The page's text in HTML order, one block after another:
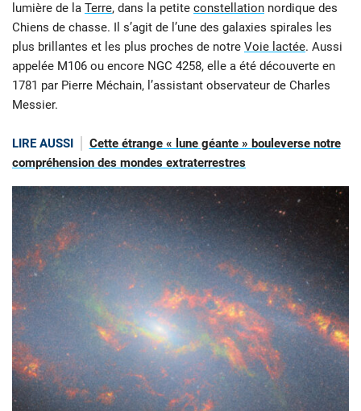
lumière de la Terre, dans la petite constellation nordique des
Chiens de chasse. Il s’agit de l’une des galaxies spirales les
plus brillantes et les plus proches de notre Voie lactée. Aussi
appelée M106 ou encore NGC 4258, elle a été découverte en
1781 par Pierre Méchain, l’assistant observateur de Charles
Messier.
LIRE AUSSI
Cette étrange « lune géante » bouleverse notre
compréhension des mondes extraterrestres